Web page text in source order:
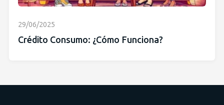
29/06/2025
Crédito Consumo: ¿Cómo Funciona?